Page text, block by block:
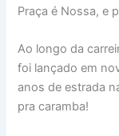
Praça é Nossa, e
Ao longo da
foi lançado em
anos de estrada
pra caramba!